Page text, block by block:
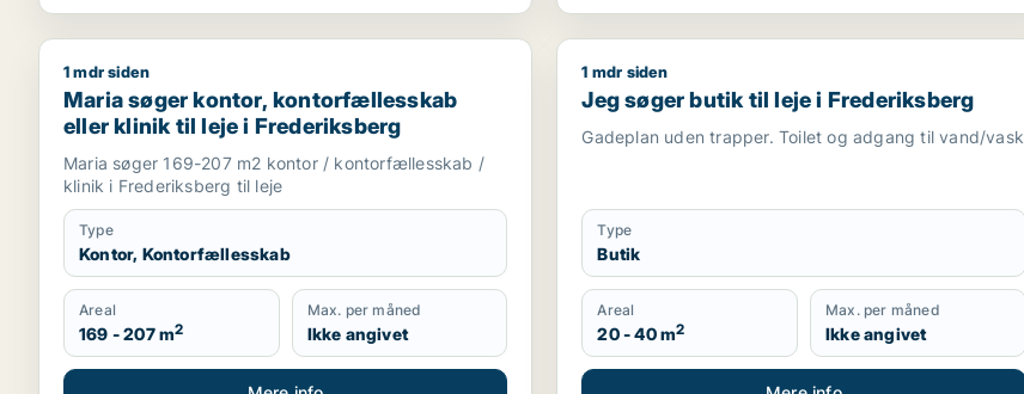
Maria søger kontor, kontorfællesskab eller klinik til leje i Frederiksberg
1 mdr siden
Maria søger kontor, kontorfællesskab
eller klinik til leje i Frederiksberg
Maria søger 169-207 m2 kontor / kontorfællesskab /
klinik i Frederiksberg til leje
Type
Kontor, Kontorfællesskab
Areal
169 - 207 m2
Max. per måned
Ikke angivet
Jeg søger butik til leje i Frederiksberg
1 mdr siden
Jeg søger butik til leje i Frederiksberg
Gadeplan uden trapper. Toilet og adgang til vand/vask
Type
Butik
Areal
20 - 40 m2
Max. per måned
Ikke angivet